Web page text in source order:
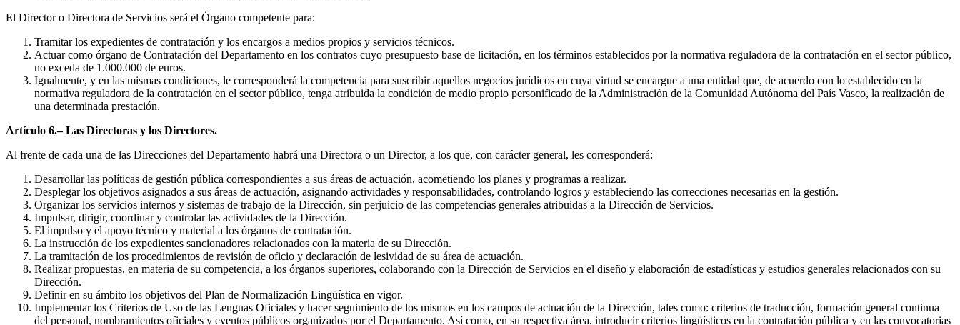
El Director o Directora de Servicios será el Órgano competente para:
Tramitar los expedientes de contratación y los encargos a medios propios y servicios técnicos.
Actuar como órgano de Contratación del Departamento en los contratos cuyo presupuesto base de licitación, en los términos establecidos por la normativa reguladora de la contratación en el sector público,
no exceda de 1.000.000 de euros.
Igualmente, y en las mismas condiciones, le corresponderá la competencia para suscribir aquellos negocios jurídicos en cuya virtud se encargue a una entidad que, de acuerdo con lo establecido en la
normativa reguladora de la contratación en el sector público, tenga atribuida la condición de medio propio personificado de la Administración de la Comunidad Autónoma del País Vasco, la realización de
una determinada prestación.
Artículo 6.– Las Directoras y los Directores.
Al frente de cada una de las Direcciones del Departamento habrá una Directora o un Director, a los que, con carácter general, les corresponderá:
Desarrollar las políticas de gestión pública correspondientes a sus áreas de actuación, acometiendo los planes y programas a realizar.
Desplegar los objetivos asignados a sus áreas de actuación, asignando actividades y responsabilidades, controlando logros y estableciendo las correcciones necesarias en la gestión.
Organizar los servicios internos y sistemas de trabajo de la Dirección, sin perjuicio de las competencias generales atribuidas a la Dirección de Servicios.
Impulsar, dirigir, coordinar y controlar las actividades de la Dirección.
El impulso y el apoyo técnico y material a los órganos de contratación.
La instrucción de los expedientes sancionadores relacionados con la materia de su Dirección.
La tramitación de los procedimientos de revisión de oficio y declaración de lesividad de su área de actuación.
Realizar propuestas, en materia de su competencia, a los órganos superiores, colaborando con la Dirección de Servicios en el diseño y elaboración de estadísticas y estudios generales relacionados con su
Dirección.
Definir en su ámbito los objetivos del Plan de Normalización Lingüística en vigor.
Implementar los Criterios de Uso de las Lenguas Oficiales y hacer seguimiento de los mismos en los campos de actuación de la Dirección, tales como: criterios de traducción, formación general continua
del personal, nombramientos oficiales y eventos públicos organizados por el Departamento. Así como, en su respectiva área, introducir criterios lingüísticos en la contratación pública y en las convocatorias